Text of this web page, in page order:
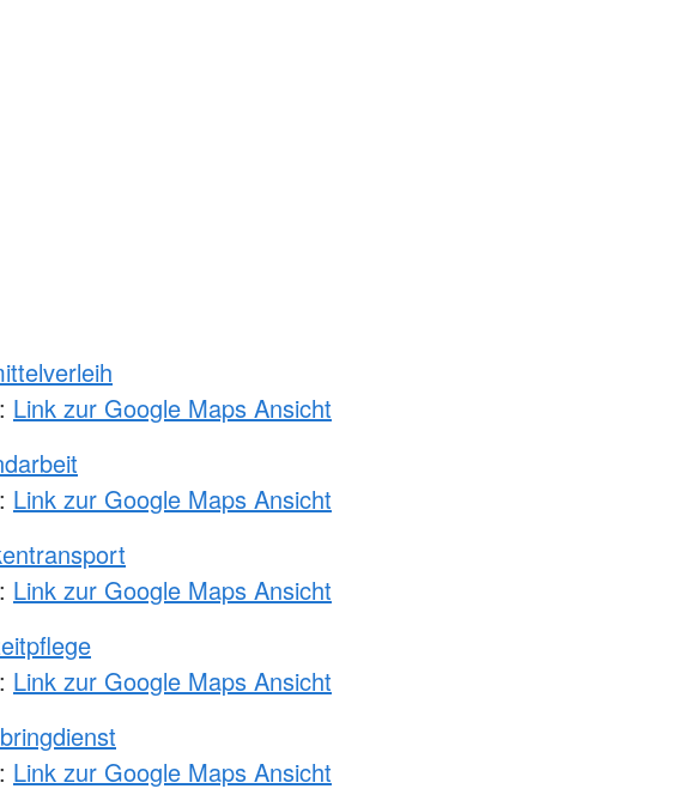
Link zur Google Maps Ansicht
Link zur Google Maps Ansicht
Link zur Google Maps Ansicht
Link zur Google Maps Ansicht
Link zur Google Maps Ansicht